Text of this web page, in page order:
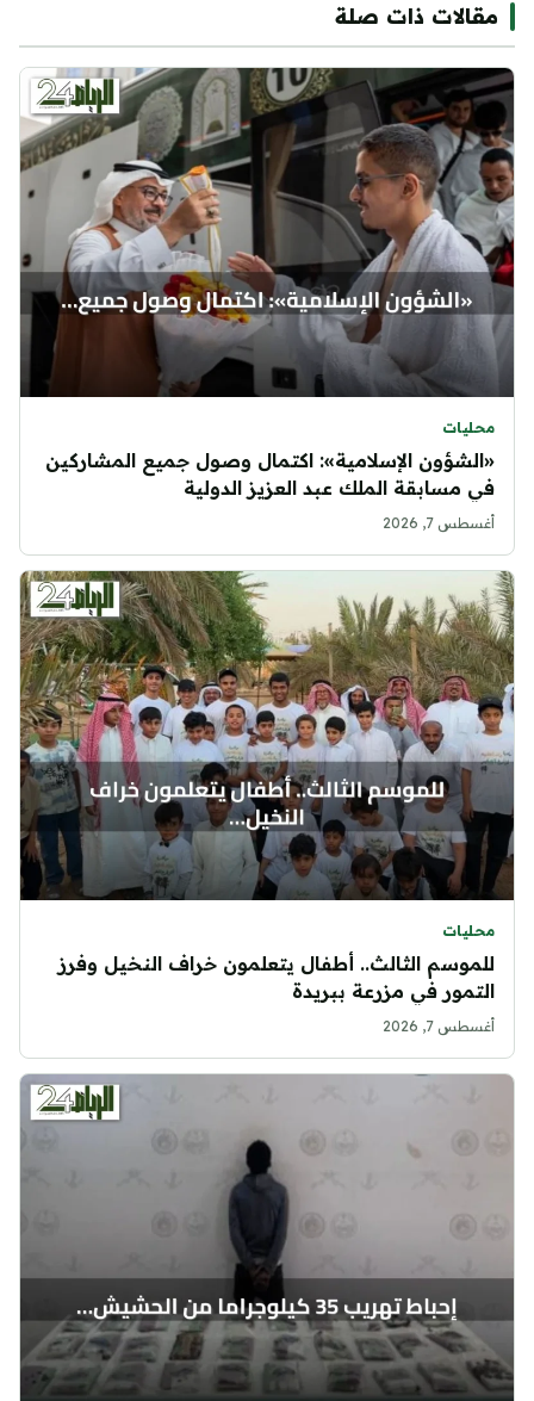
مقالات ذات صلة
محليات
«الشؤون الإسلامية»: اكتمال وصول جميع المشاركين
في مسابقة الملك عبد العزيز الدولية
أغسطس 7, 2026
محليات
للموسم الثالث.. أطفال يتعلمون خراف النخيل وفرز
التمور في مزرعة ببريدة
أغسطس 7, 2026